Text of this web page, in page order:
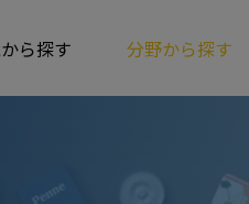
ら探す 分野から探す